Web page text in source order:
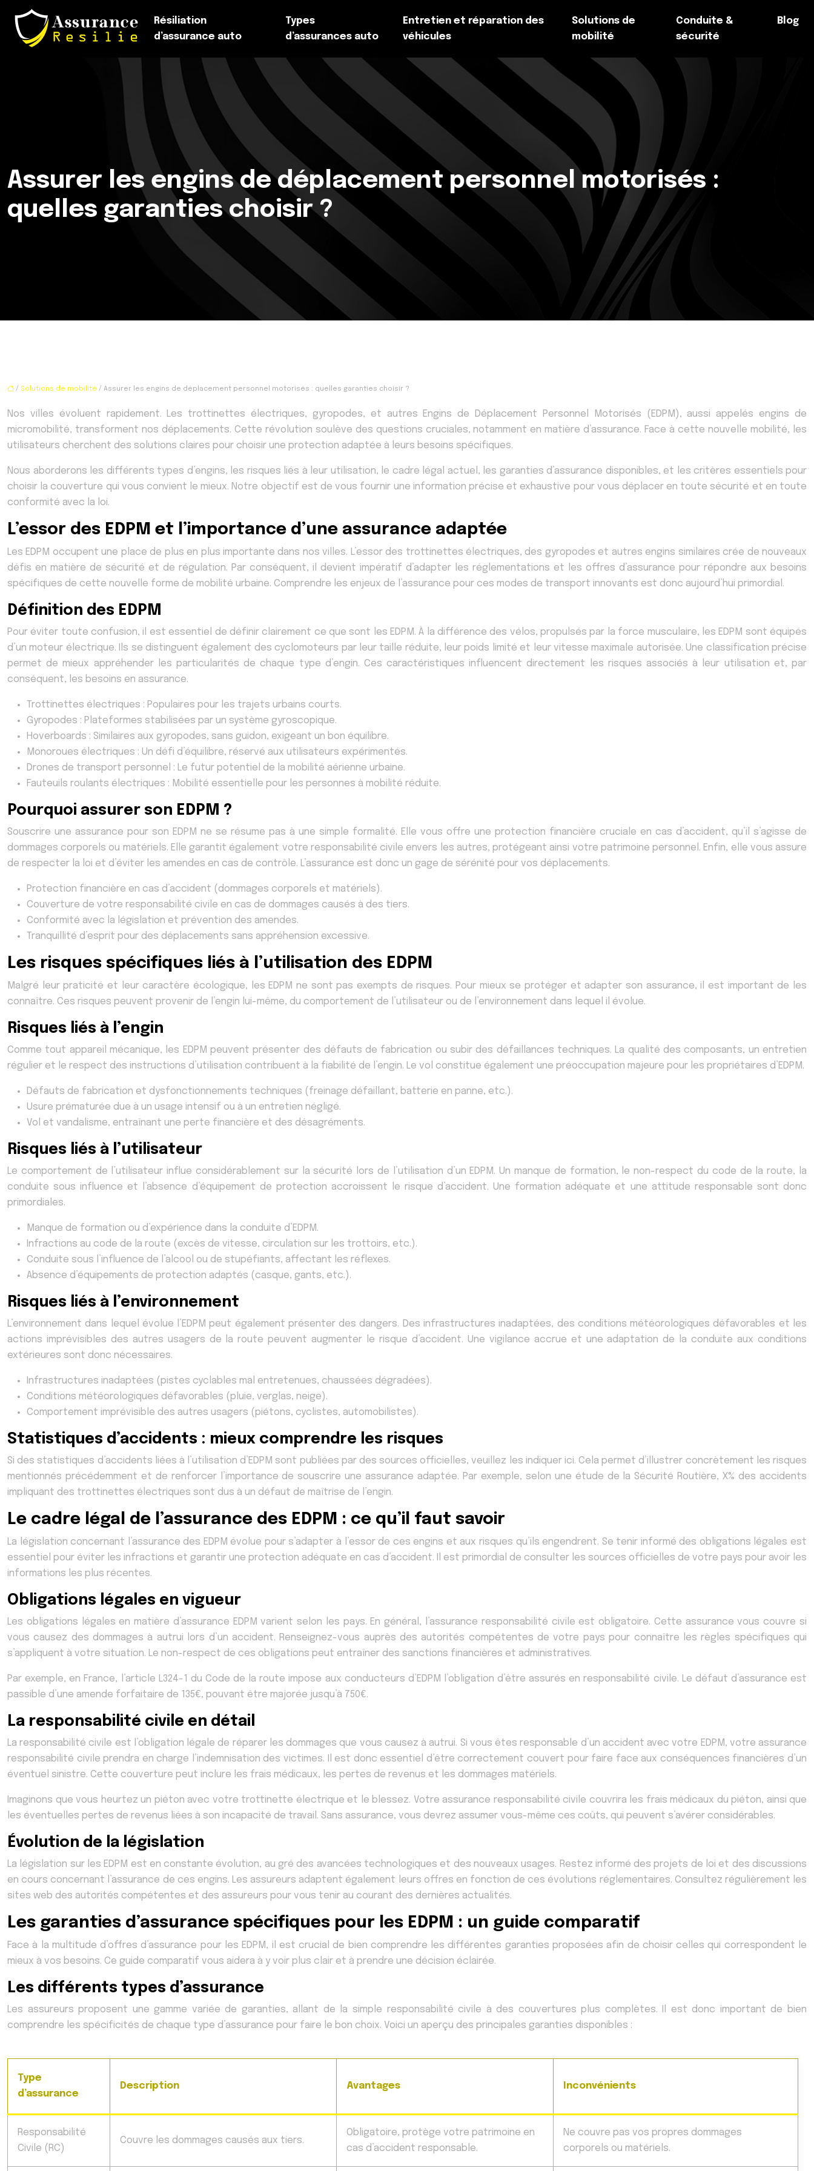
Résiliation
d’assurance auto
Types
d’assurances auto
Entretien et réparation des
véhicules
Solutions de
mobilité
Conduite &
sécurité
Blog
Assurer les engins de déplacement personnel motorisés :
quelles garanties choisir ?
/ Solutions de mobilité / Assurer les engins de déplacement personnel motorisés : quelles garanties choisir ?
Nos villes évoluent rapidement. Les trottinettes électriques, gyropodes, et autres Engins de Déplacement Personnel Motorisés (EDPM), aussi appelés engins de
micromobilité, transforment nos déplacements. Cette révolution soulève des questions cruciales, notamment en matière d’assurance. Face à cette nouvelle mobilité, les
utilisateurs cherchent des solutions claires pour choisir une protection adaptée à leurs besoins spécifiques.
Nous aborderons les différents types d’engins, les risques liés à leur utilisation, le cadre légal actuel, les garanties d’assurance disponibles, et les critères essentiels pour
choisir la couverture qui vous convient le mieux. Notre objectif est de vous fournir une information précise et exhaustive pour vous déplacer en toute sécurité et en toute
conformité avec la loi.
L’essor des EDPM et l’importance d’une assurance adaptée
Les EDPM occupent une place de plus en plus importante dans nos villes. L’essor des trottinettes électriques, des gyropodes et autres engins similaires crée de nouveaux
défis en matière de sécurité et de régulation. Par conséquent, il devient impératif d’adapter les réglementations et les offres d’assurance pour répondre aux besoins
spécifiques de cette nouvelle forme de mobilité urbaine. Comprendre les enjeux de l’assurance pour ces modes de transport innovants est donc aujourd’hui primordial.
Définition des EDPM
Pour éviter toute confusion, il est essentiel de définir clairement ce que sont les EDPM. À la différence des vélos, propulsés par la force musculaire, les EDPM sont équipés
d’un moteur électrique. Ils se distinguent également des cyclomoteurs par leur taille réduite, leur poids limité et leur vitesse maximale autorisée. Une classification précise
permet de mieux appréhender les particularités de chaque type d’engin. Ces caractéristiques influencent directement les risques associés à leur utilisation et, par
conséquent, les besoins en assurance.
Trottinettes électriques : Populaires pour les trajets urbains courts.
Gyropodes : Plateformes stabilisées par un système gyroscopique.
Hoverboards : Similaires aux gyropodes, sans guidon, exigeant un bon équilibre.
Monoroues électriques : Un défi d’équilibre, réservé aux utilisateurs expérimentés.
Drones de transport personnel : Le futur potentiel de la mobilité aérienne urbaine.
Fauteuils roulants électriques : Mobilité essentielle pour les personnes à mobilité réduite.
Pourquoi assurer son EDPM ?
Souscrire une assurance pour son EDPM ne se résume pas à une simple formalité. Elle vous offre une protection financière cruciale en cas d’accident, qu’il s’agisse de
dommages corporels ou matériels. Elle garantit également votre responsabilité civile envers les autres, protégeant ainsi votre patrimoine personnel. Enfin, elle vous assure
de respecter la loi et d’éviter les amendes en cas de contrôle. L’assurance est donc un gage de sérénité pour vos déplacements.
Protection financière en cas d’accident (dommages corporels et matériels).
Couverture de votre responsabilité civile en cas de dommages causés à des tiers.
Conformité avec la législation et prévention des amendes.
Tranquillité d’esprit pour des déplacements sans appréhension excessive.
Les risques spécifiques liés à l’utilisation des EDPM
Malgré leur praticité et leur caractère écologique, les EDPM ne sont pas exempts de risques. Pour mieux se protéger et adapter son assurance, il est important de les
connaître. Ces risques peuvent provenir de l’engin lui-même, du comportement de l’utilisateur ou de l’environnement dans lequel il évolue.
Risques liés à l’engin
Comme tout appareil mécanique, les EDPM peuvent présenter des défauts de fabrication ou subir des défaillances techniques. La qualité des composants, un entretien
régulier et le respect des instructions d’utilisation contribuent à la fiabilité de l’engin. Le vol constitue également une préoccupation majeure pour les propriétaires d’EDPM.
Défauts de fabrication et dysfonctionnements techniques (freinage défaillant, batterie en panne, etc.).
Usure prématurée due à un usage intensif ou à un entretien négligé.
Vol et vandalisme, entraînant une perte financière et des désagréments.
Risques liés à l’utilisateur
Le comportement de l’utilisateur influe considérablement sur la sécurité lors de l’utilisation d’un EDPM. Un manque de formation, le non-respect du code de la route, la
conduite sous influence et l’absence d’équipement de protection accroissent le risque d’accident. Une formation adéquate et une attitude responsable sont donc
primordiales.
Manque de formation ou d’expérience dans la conduite d’EDPM.
Infractions au code de la route (excès de vitesse, circulation sur les trottoirs, etc.).
Conduite sous l’influence de l’alcool ou de stupéfiants, affectant les réflexes.
Absence d’équipements de protection adaptés (casque, gants, etc.).
Risques liés à l’environnement
L’environnement dans lequel évolue l’EDPM peut également présenter des dangers. Des infrastructures inadaptées, des conditions météorologiques défavorables et les
actions imprévisibles des autres usagers de la route peuvent augmenter le risque d’accident. Une vigilance accrue et une adaptation de la conduite aux conditions
extérieures sont donc nécessaires.
Infrastructures inadaptées (pistes cyclables mal entretenues, chaussées dégradées).
Conditions météorologiques défavorables (pluie, verglas, neige).
Comportement imprévisible des autres usagers (piétons, cyclistes, automobilistes).
Statistiques d’accidents : mieux comprendre les risques
Si des statistiques d’accidents liées à l’utilisation d’EDPM sont publiées par des sources officielles, veuillez les indiquer ici. Cela permet d’illustrer concrètement les risques
mentionnés précédemment et de renforcer l’importance de souscrire une assurance adaptée. Par exemple, selon une étude de la Sécurité Routière, X% des accidents
impliquant des trottinettes électriques sont dus à un défaut de maîtrise de l’engin.
Le cadre légal de l’assurance des EDPM : ce qu’il faut savoir
La législation concernant l’assurance des EDPM évolue pour s’adapter à l’essor de ces engins et aux risques qu’ils engendrent. Se tenir informé des obligations légales est
essentiel pour éviter les infractions et garantir une protection adéquate en cas d’accident. Il est primordial de consulter les sources officielles de votre pays pour avoir les
informations les plus récentes.
Obligations légales en vigueur
Les obligations légales en matière d’assurance EDPM varient selon les pays. En général, l’assurance responsabilité civile est obligatoire. Cette assurance vous couvre si
vous causez des dommages à autrui lors d’un accident. Renseignez-vous auprès des autorités compétentes de votre pays pour connaître les règles spécifiques qui
s’appliquent à votre situation. Le non-respect de ces obligations peut entraîner des sanctions financières et administratives.
Par exemple, en France, l’article L324-1 du Code de la route impose aux conducteurs d’EDPM l’obligation d’être assurés en responsabilité civile. Le défaut d’assurance est
passible d’une amende forfaitaire de 135€, pouvant être majorée jusqu’à 750€.
La responsabilité civile en détail
La responsabilité civile est l’obligation légale de réparer les dommages que vous causez à autrui. Si vous êtes responsable d’un accident avec votre EDPM, votre assurance
responsabilité civile prendra en charge l’indemnisation des victimes. Il est donc essentiel d’être correctement couvert pour faire face aux conséquences financières d’un
éventuel sinistre. Cette couverture peut inclure les frais médicaux, les pertes de revenus et les dommages matériels.
Imaginons que vous heurtez un piéton avec votre trottinette électrique et le blessez. Votre assurance responsabilité civile couvrira les frais médicaux du piéton, ainsi que
les éventuelles pertes de revenus liées à son incapacité de travail. Sans assurance, vous devrez assumer vous-même ces coûts, qui peuvent s’avérer considérables.
Évolution de la législation
La législation sur les EDPM est en constante évolution, au gré des avancées technologiques et des nouveaux usages. Restez informé des projets de loi et des discussions
en cours concernant l’assurance de ces engins. Les assureurs adaptent également leurs offres en fonction de ces évolutions réglementaires. Consultez régulièrement les
sites web des autorités compétentes et des assureurs pour vous tenir au courant des dernières actualités.
Les garanties d’assurance spécifiques pour les EDPM : un guide comparatif
Face à la multitude d’offres d’assurance pour les EDPM, il est crucial de bien comprendre les différentes garanties proposées afin de choisir celles qui correspondent le
mieux à vos besoins. Ce guide comparatif vous aidera à y voir plus clair et à prendre une décision éclairée.
Les différents types d’assurance
Les assureurs proposent une gamme variée de garanties, allant de la simple responsabilité civile à des couvertures plus complètes. Il est donc important de bien
comprendre les spécificités de chaque type d’assurance pour faire le bon choix. Voici un aperçu des principales garanties disponibles :
Type
d’assurance
Description Avantages Inconvénients
Responsabilité
Civile (RC)
Couvre les dommages causés aux tiers.
Obligatoire, protège votre patrimoine en
cas d’accident responsable.
Ne couvre pas vos propres dommages
corporels ou matériels.